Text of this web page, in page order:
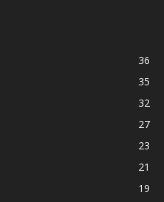
36
35
32
27
23
21
19